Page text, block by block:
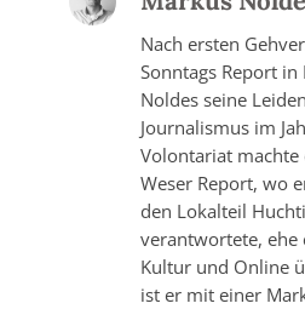
Nach ersten
Sonntags Report in
Noldes seine
Journalismus im
Volontariat
Weser Report, wo
den Lokalteil
verantwortete, ehe
Kultur und Online
ist er mit einer